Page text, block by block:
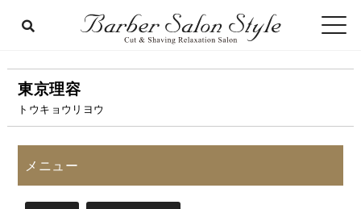
東京理容
トウキョウリヨウ
メニュー